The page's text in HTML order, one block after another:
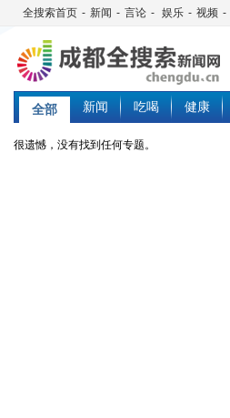
全搜索首页 - 新闻 - 言论 - 娱乐 - 视频 -
全部 新闻 吃喝 健康
很遗憾，没有找到任何专题。